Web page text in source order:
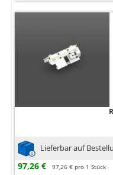
Lieferbar auf
97,26 €
97,26 € pro 1 Stück